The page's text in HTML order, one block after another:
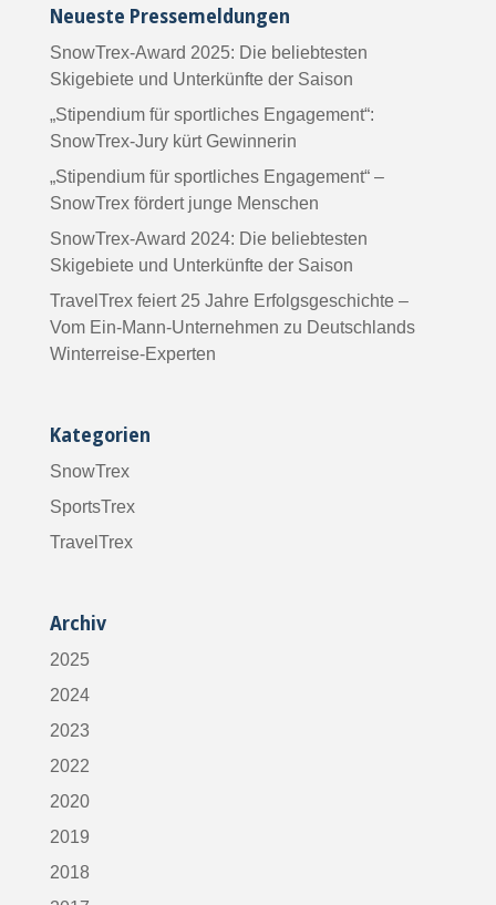
Neueste Pressemeldungen
SnowTrex-Award 2025: Die beliebtesten
Skigebiete und Unterkünfte der Saison
„Stipendium für sportliches Engagement“:
SnowTrex-Jury kürt Gewinnerin
„Stipendium für sportliches Engagement“ –
SnowTrex fördert junge Menschen
SnowTrex-Award 2024: Die beliebtesten
Skigebiete und Unterkünfte der Saison
TravelTrex feiert 25 Jahre Erfolgsgeschichte –
Vom Ein-Mann-Unternehmen zu Deutschlands
Winterreise-Experten
Kategorien
SnowTrex
SportsTrex
TravelTrex
Archiv
2025
2024
2023
2022
2020
2019
2018